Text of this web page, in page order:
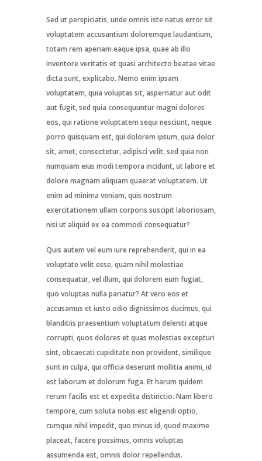
Sed ut perspiciatis, unde omnis iste natus error sit
voluptatem accusantium doloremque laudantium,
totam rem aperiam eaque ipsa, quae ab illo
inventore veritatis et quasi architecto beatae vitae
dicta sunt, explicabo. Nemo enim ipsam
voluptatem, quia voluptas sit, aspernatur aut odit
aut fugit, sed quia consequuntur magni dolores
eos, qui ratione voluptatem sequi nesciunt, neque
porro quisquam est, qui dolorem ipsum, quia dolor
sit, amet, consectetur, adipisci velit, sed quia non
numquam eius modi tempora incidunt, ut labore et
dolore magnam aliquam quaerat voluptatem. Ut
enim ad minima veniam, quis nostrum
exercitationem ullam corporis suscipit laboriosam,
nisi ut aliquid ex ea commodi consequatur?
Quis autem vel eum iure reprehenderit, qui in ea
voluptate velit esse, quam nihil molestiae
consequatur, vel illum, qui dolorem eum fugiat,
quo voluptas nulla pariatur? At vero eos et
accusamus et iusto odio dignissimos ducimus, qui
blanditiis praesentium voluptatum deleniti atque
corrupti, quos dolores et quas molestias excepturi
sint, obcaecati cupiditate non provident, similique
sunt in culpa, qui officia deserunt mollitia animi, id
est laborum et dolorum fuga. Et harum quidem
rerum facilis est et expedita distinctio. Nam libero
tempore, cum soluta nobis est eligendi optio,
cumque nihil impedit, quo minus id, quod maxime
placeat, facere possimus, omnis voluptas
assumenda est, omnis dolor repellendus.